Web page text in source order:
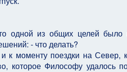
одной из общих целей было
- что делать?
к моменту поездки на
которое Философу удалось